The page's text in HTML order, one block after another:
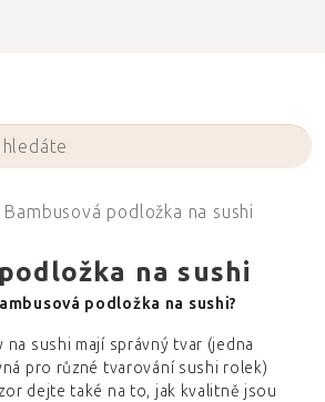
Bambusová podložka na sushi
na sushi
podložka na sushi?
sushi mají správný tvar (jedna
pro různé tvarování sushi rolek)
dejte také na to, jak kvalitně jsou